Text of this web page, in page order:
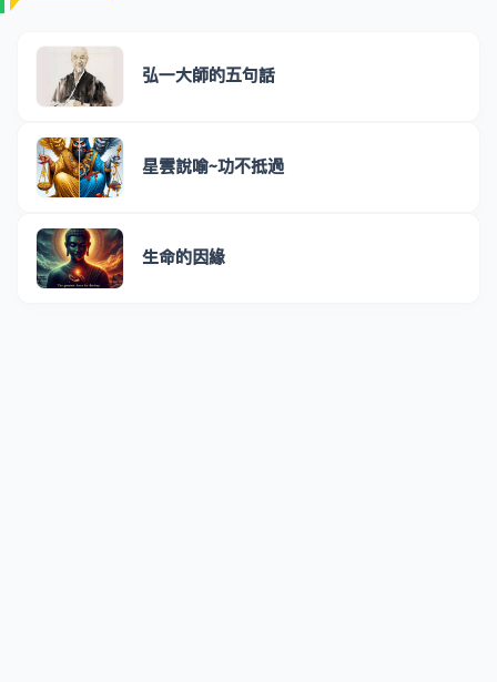
弘一大師的五句話
星雲說喻~功不抵過
生命的因緣